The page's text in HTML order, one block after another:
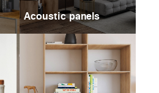
Acoustic panels